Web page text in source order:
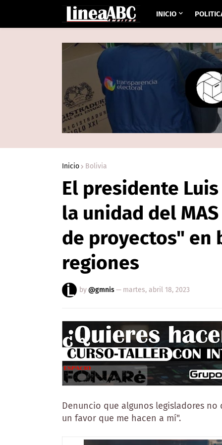
INICIO
Inicio Bolivia
El presidente
la unidad del
de proyectos" en
regiones
by@gmnis— martes, abril 18, 2023
Denuncio que algunos legisladores
un favor que me hacen a mí".